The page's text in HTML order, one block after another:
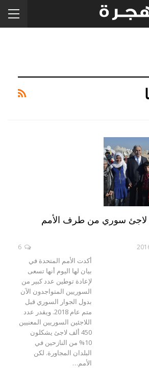
450 ألف لاجئ سوري من طرف الأمم
أكدت الأمم المتحدة في
بيان لها اليوم أنها تسعى
لإعادة توطين عدد كبير من
السوريين المتواجدون الآن
بدول الجوار السوري قبل
متم عام 2018. ويقدر عدد
اللاجئين السوريين المعنيين
450 ألف لاجئ يشكلون
10% من النازحين في
البلدان المجاورة. لكن
الأمم…